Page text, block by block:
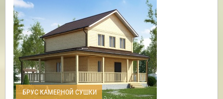
БРУС КАМЕРНОЙ СУШКИ